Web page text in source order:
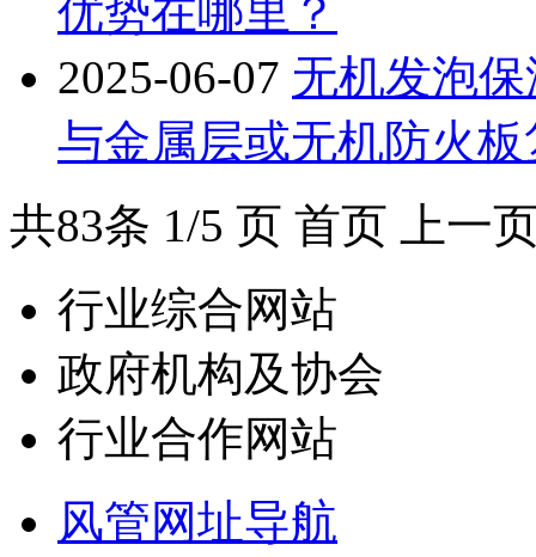
优势在哪里？
2025-06-07 无机发泡
与金属层或无机防火
共83条 1/5 页 首页
上一
行业综合网站
政府机构及协会
行业合作网站
风管网址导航